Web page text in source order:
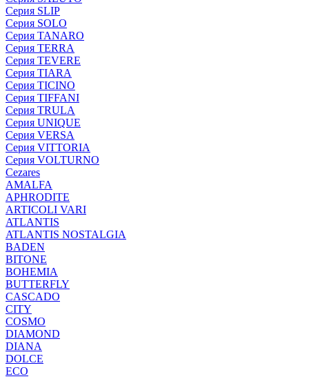
Серия SLIP
Серия SOLO
Серия TANARO
Серия TERRA
Серия TEVERE
Серия TIARA
Серия TICINO
Серия TIFFANI
Серия TRULA
Серия UNIQUE
Серия VERSA
Серия VITTORIA
Серия VOLTURNO
Cezares
AMALFA
APHRODITE
ARTICOLI VARI
ATLANTIS
ATLANTIS NOSTALGIA
BADEN
BITONE
BOHEMIA
BUTTERFLY
CASCADO
CITY
COSMO
DIAMOND
DIANA
DOLCE
ECO